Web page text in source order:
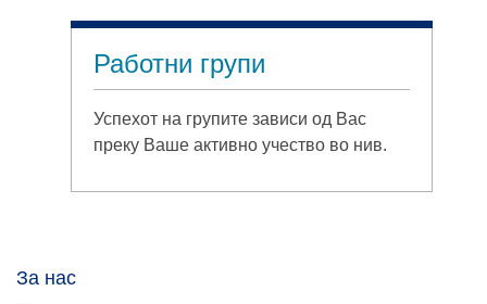
Работни групи
Успехот на групите зависи од Вас
преку Ваше активно учество во нив.
За нас